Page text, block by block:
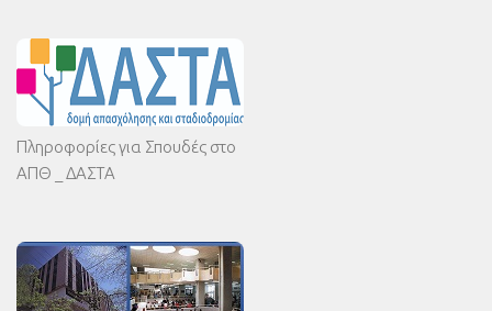
Πληροφορίες για Σπουδές στο
ΑΠΘ _ ΔΑΣΤΑ